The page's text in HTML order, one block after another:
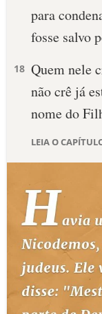
para
fosse salvo
18 Quem nele
não crê já
nome do
LEIA O